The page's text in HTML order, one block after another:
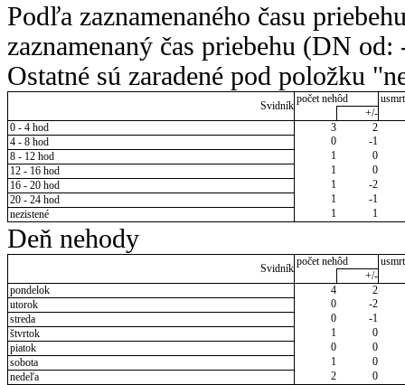
Podľa zaznamenaného času
zaznamenaný čas priebehu (DN
Ostatné sú zaradené pod položku
Svidník
počet nehôd
+/-
0 - 4 hod
3
2
4 - 8 hod
0
-1
8 - 12 hod
1
0
12 - 16 hod
1
0
16 - 20 hod
1
-2
20 - 24 hod
1
-1
nezistené
1 1
Deň nehody
Svidník
počet nehôd
+/-
pondelok
4
2
utorok
0
-2
streda
0
-1
štvrtok
1
0
piatok
0
0
sobota
1
0
nedeľa
2 0